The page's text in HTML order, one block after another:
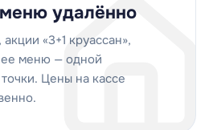
удалённо
«3+1 круассан»,
меню — одной
Цены на кассе